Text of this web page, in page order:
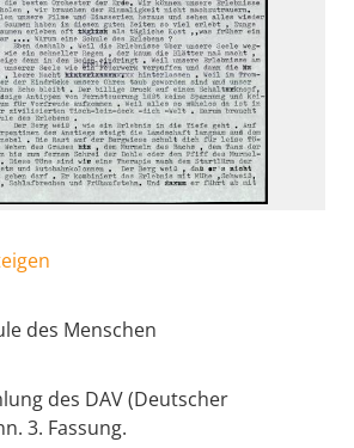
des Menschen
des DAV (Deutscher
3. Fassung.